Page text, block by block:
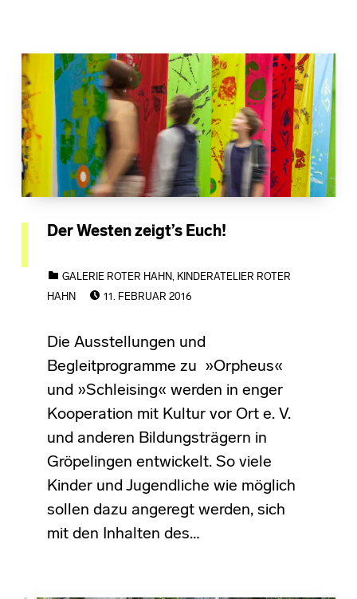
Der Westen zeigt’s Euch!
GALERIE ROTER HAHN
KINDERATELIER ROTER
HAHN
11. FEBRUAR 2016
Die Ausstellungen und
Begleitprogramme zu »Orpheus«
und »Schleising« werden in enger
Kooperation mit Kultur vor Ort e. V.
und anderen Bildungsträgern in
Gröpelingen entwickelt. So viele
Kinder und Jugendliche wie möglich
sollen dazu angeregt werden, sich
mit den Inhalten des…